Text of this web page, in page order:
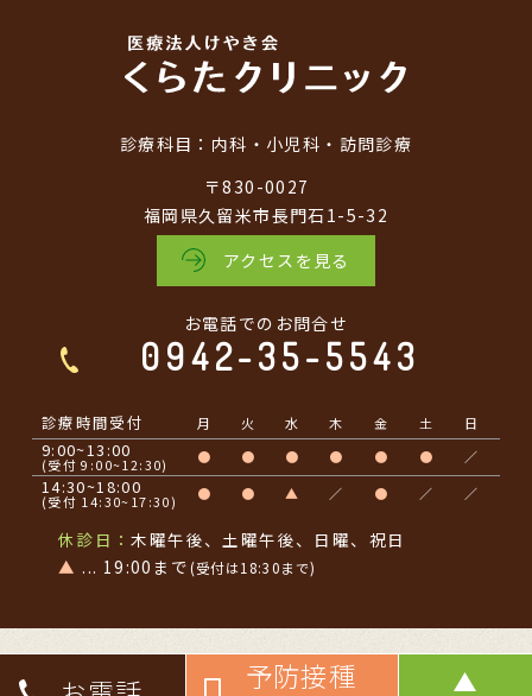
診療科目： 内科・小児科・訪問診療
〒830-0027
福岡県久留米市長門石1-5-32
アクセスを見る
お電話でのお問合せ
0942-35-5543
診療時間受付 月 火 水 木 金 土 日
9:00~13:00
(受付 9:00~12:30) ● ● ● ● ● ● ／
14:30~18:00
(受付 14:30~17:30) ● ● ▲ ／ ● ／ ／
休診日：木曜午後、土曜午後、日曜、祝日
▲ ... 19:00まで (受付は18:30まで)
© Kurata Clinic
予防接種